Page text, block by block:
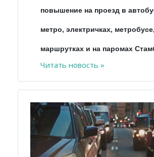
повышение на проезд в
метро, электричках, метробусе,
маршрутках и на паромах
Читать новость »